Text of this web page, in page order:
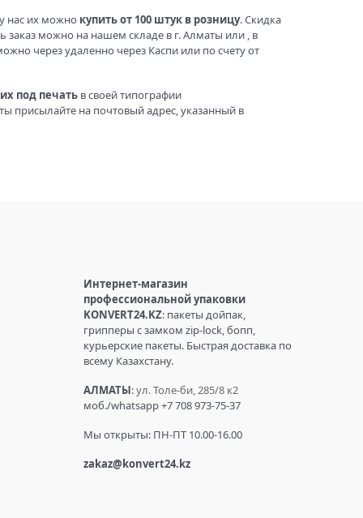
нас их можно купить от 100 штук в розницу. Скидка
заказ можно на нашем складе в г. Алматы или , в
через удаленно через Каспи или по счету от
под печать в своей типографии
присылайте на почтовый адрес, указанный в
Интернет-магазин
профессиональной упаковки
KONVERT24.KZ: пакеты дойпак,
грипперы с замком zip-lock, бопп,
курьерские пакеты. Быстрая доставка по
всему Казахстану.
АЛМАТЫ:ул. Толе-би, 285/8 к2
моб./whatsapp +7 708 973-75-37
Мы открыты: ПН-ПТ 10.00-16.00
zakaz@konvert24.kz